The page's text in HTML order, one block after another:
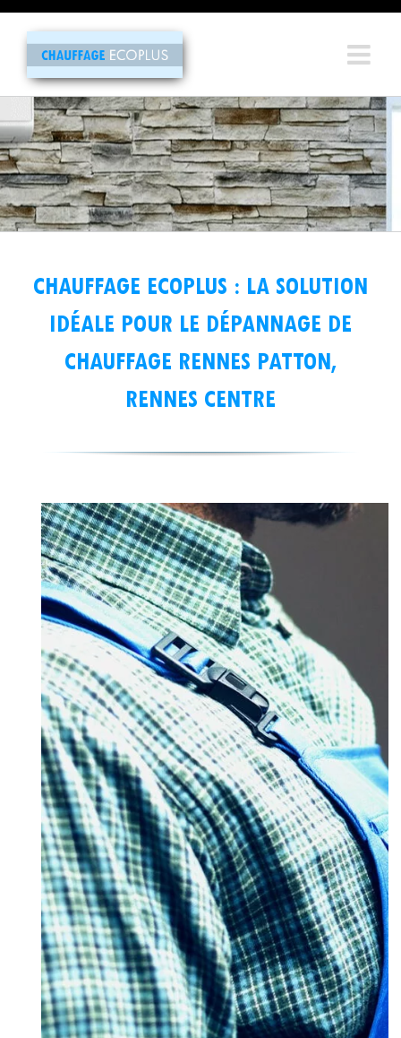
contenu
CHAUFFAGE ECOPLUS : LA SOLUTION
IDÉALE POUR LE DÉPANNAGE DE
CHAUFFAGE RENNES PATTON,
RENNES CENTRE